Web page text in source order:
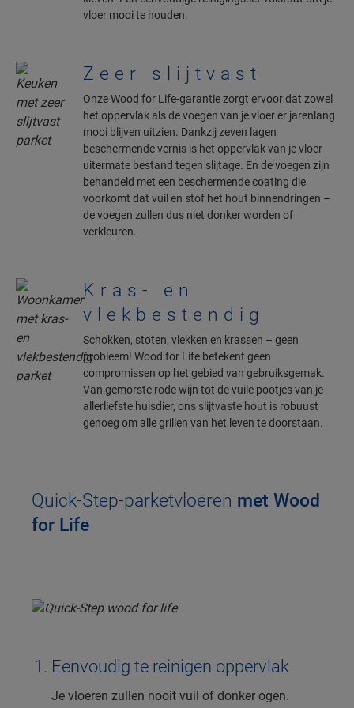
vloer mooi te houden.
Zeer slijtvast
Onze Wood for Life-garantie zorgt ervoor dat zowel
het oppervlak als de voegen van je vloer er jarenlang
mooi blijven uitzien. Dankzij zeven lagen
beschermende vernis is het oppervlak van je vloer
uitermate bestand tegen slijtage. En de voegen zijn
behandeld met een beschermende coating die
voorkomt dat vuil en stof het hout binnendringen –
de voegen zullen dus niet donker worden of
verkleuren.
Kras- en
vlekbestendig
Schokken, stoten, vlekken en krassen – geen
probleem! Wood for Life betekent geen
compromissen op het gebied van gebruiksgemak.
Van gemorste rode wijn tot de vuile pootjes van je
allerliefste huisdier, ons slijtvaste hout is robuust
genoeg om alle grillen van het leven te doorstaan.
Quick-Step-parketvloeren met Wood
for Life
Eenvoudig te reinigen oppervlak
Je vloeren zullen nooit vuil of donker ogen.